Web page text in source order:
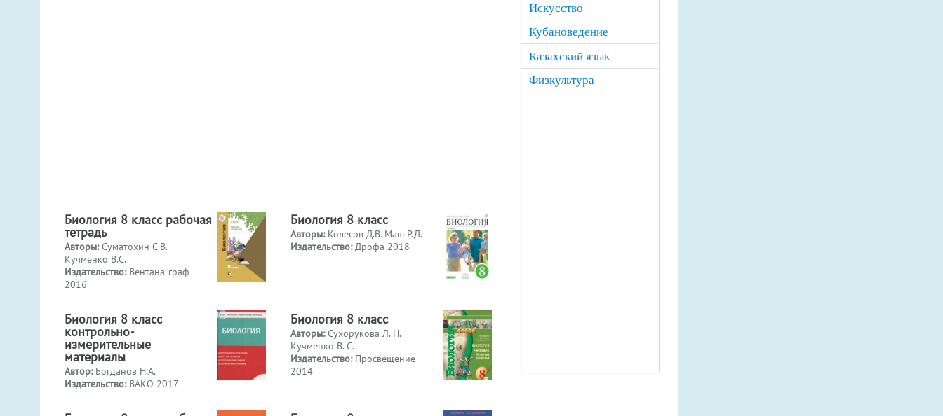
Биология 8 класс рабочая
тетрадь
Авторы:Суматохин С.В.
Кучменко В.С.
Издательство: Вентана-граф
2016
Биология 8 класс
Авторы: Колесов Д.В. Маш Р.Д.
Издательство:Дрофа 2018
Биология 8 класс
контрольно-
измерительные
материалы
Автор: Богданов Н.А.
Издательство: ВАКО 2017
Биология 8 класс
Авторы:Сухорукова Л. Н.
Кучменко В. С.
Издательство: Просвещение
2014
Искусство
Кубановедение
Казахский язык
Физкультура